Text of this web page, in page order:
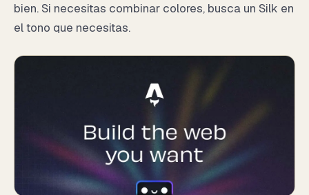
bien. Si necesitas combinar colores, busca un Silk en
el tono que necesitas.